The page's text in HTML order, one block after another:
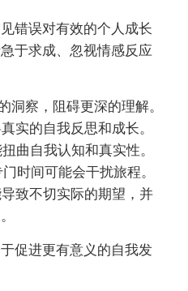
错误对有效的个人成长
于求成、忽视情感反应
洞察，阻碍更深的理解。
实的自我反思和成长。
曲自我认知和真实性。
时间可能会干扰旅程。
致不切实际的期望，并
促进更有意义的自我发